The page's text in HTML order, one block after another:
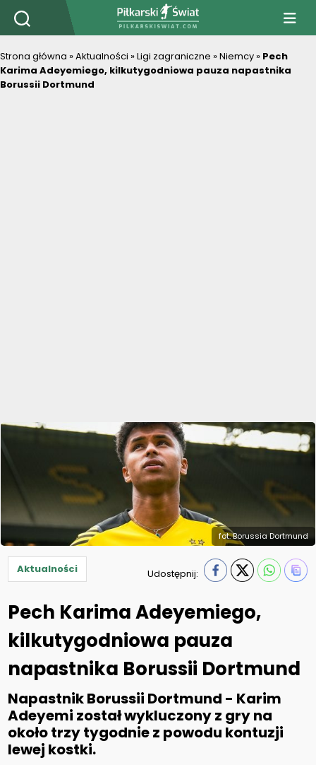
PiłkarskiSwiat.com
Strona główna »Aktualności »Ligi zagraniczne »Niemcy » Pech
Karima Adeyemiego, kilkutygodniowa pauza napastnika
Borussii Dortmund
fot. Borussia Dortmund
Aktualności Udostępnij:
Pech Karima Adeyemiego,
kilkutygodniowa pauza
napastnika Borussii Dortmund
Napastnik Borussii Dortmund - Karim
Adeyemi został wykluczony z gry na
około trzy tygodnie z powodu kontuzji
lewej kostki.